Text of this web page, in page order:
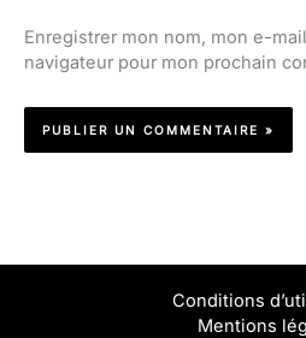
Enregistrer mon nom, mon e-
navigateur pour mon prochain
Conditions
Mentions